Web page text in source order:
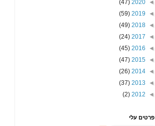
◄
2020
(47)
◄
2019
(59)
◄
2018
(49)
◄
2017
(24)
◄
2016
(45)
◄
2015
(47)
◄
2014
(26)
◄
2013
(37)
◄
2012
(2)
פרטים עלי